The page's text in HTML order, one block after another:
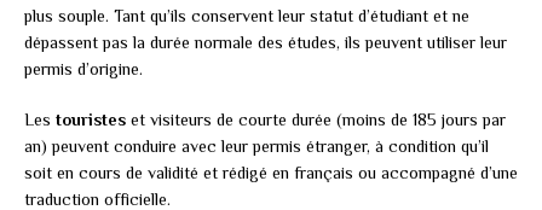
plus souple. Tant qu’ils conservent leur statut d’étudiant et ne
dépassent pas la durée normale des études, ils peuvent utiliser leur
permis d’origine.
Les touristes et visiteurs de courte durée (moins de 185 jours par
an) peuvent conduire avec leur permis étranger, à condition qu’il
soit en cours de validité et rédigé en français ou accompagné d’une
traduction officielle.